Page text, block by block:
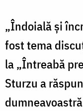
„Îndoială și
fost tema
la „Întreabă
Sturzu a